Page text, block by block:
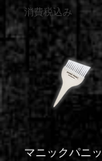
消費税込み
マニックパニッ